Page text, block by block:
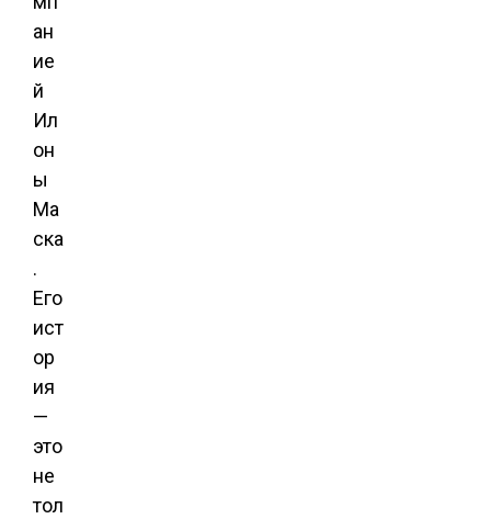
ан
ие
й
Ил
он
ы
Ма
ска
.
Его
ист
ор
ия
—
это
не
тол